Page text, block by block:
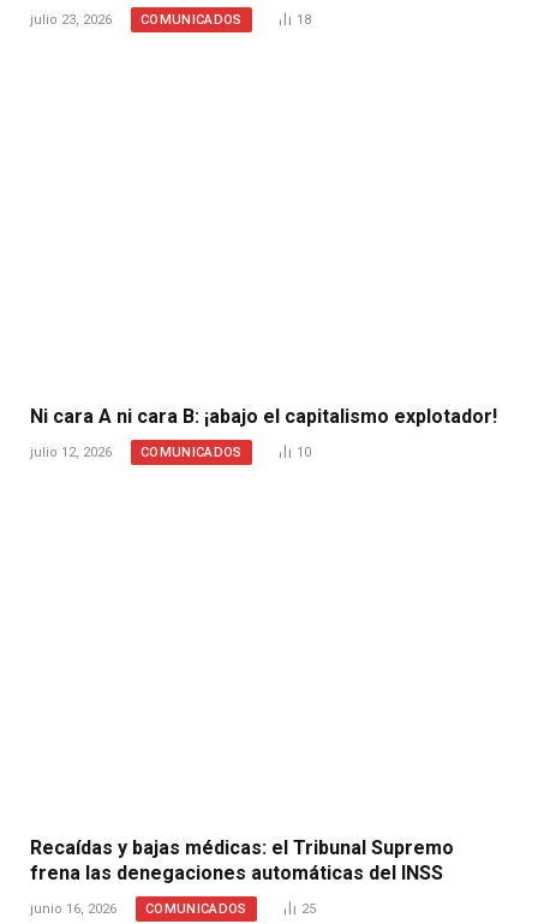
julio 23, 2026 COMUNICADOS 18
Ni cara A ni cara B: ¡abajo el capitalismo explotador!
julio 12, 2026 COMUNICADOS 10
Recaídas y bajas médicas: el Tribunal Supremo
frena las denegaciones automáticas del INSS
junio 16, 2026 COMUNICADOS 25